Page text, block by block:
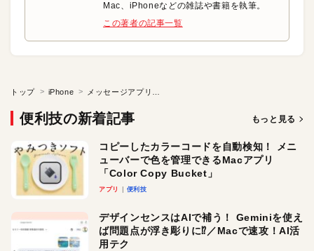
Mac、iPhoneなどの雑誌や書籍を執筆。
この著者の記事一覧
トップ iPhone
便利技の新着記事 もっと見る
コピーしたカラーコードを自動検知！ メニ
ューバーで色を管理できるMacアプリ
「Color Copy Bucket」
アプリ 便利技
デザインセンスはAIで補う！ Geminiを使え
ば問題点が浮き彫りに⁉︎／Macで速攻！AI活
用テク